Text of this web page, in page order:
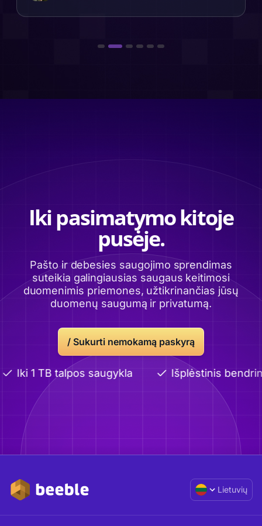
Iki pasimatymo kitoje
pusėje.
Pašto ir debesies saugojimo sprendimas
suteikia galingiausias saugaus keitimosi
duomenimis priemones, užtikrinančias jūsų
duomenų saugumą ir privatumą.
/ Sukurti nemokamą paskyrą
Iki 1 TB talpos saugykla Išplėstinis
Lietuvių